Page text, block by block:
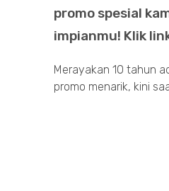
promo spesial
impianmu! Klik
Merayakan 10 tahun
promo menarik, kini